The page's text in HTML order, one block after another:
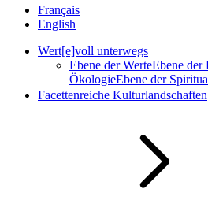
Français
English
Wert[e]voll unterwegs
Ebene der WerteEbene der
ÖkologieEbene der
Facettenreiche Kulturlandschaften